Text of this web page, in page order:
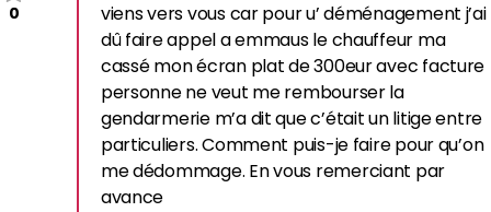
0
viens vers vous car pour u’ déménagement j’ai
dû faire appel a emmaus le chauffeur ma
cassé mon écran plat de 300eur avec facture
personne ne veut me rembourser la
gendarmerie m’a dit que c’était un litige entre
particuliers. Comment puis-je faire pour qu’on
me dédommage. En vous remerciant par
avance